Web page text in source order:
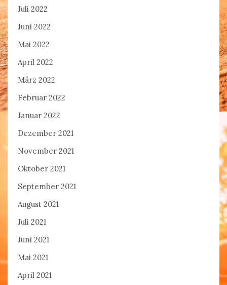
Juli 2022
Juni 2022
Mai 2022
April 2022
März 2022
Februar 2022
Januar 2022
Dezember 2021
November 2021
Oktober 2021
September 2021
August 2021
Juli 2021
Juni 2021
Mai 2021
April 2021